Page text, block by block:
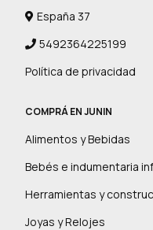
España 37
5492364225199
Política de privacidad
COMPRÁ EN JUNIN
Alimentos y Bebidas
Joyas y Relojes